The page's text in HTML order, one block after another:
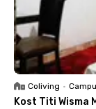
Coliving •
Kost Titi Wisma